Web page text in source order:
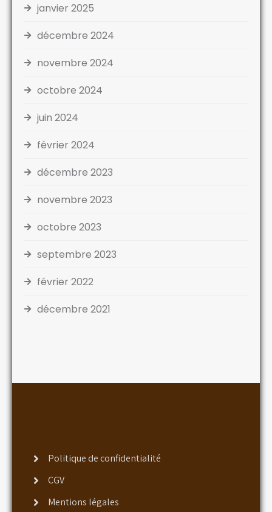
janvier 2025
décembre 2024
novembre 2024
octobre 2024
juin 2024
février 2024
décembre 2023
novembre 2023
octobre 2023
septembre 2023
février 2022
décembre 2021
Politique de confidentialité
CGV
Mentions légales